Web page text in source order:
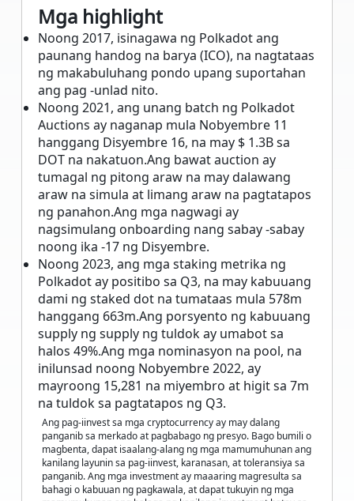
Mga highlight
Noong 2017, isinagawa ng Polkadot ang
paunang handog na barya (ICO), na nagtataas
ng makabuluhang pondo upang suportahan
ang pag -unlad nito.
Noong 2021, ang unang batch ng Polkadot
Auctions ay naganap mula Nobyembre 11
hanggang Disyembre 16, na may $ 1.3B sa
DOT na nakatuon.Ang bawat auction ay
tumagal ng pitong araw na may dalawang
araw na simula at limang araw na pagtatapos
ng panahon.Ang mga nagwagi ay
nagsimulang onboarding nang sabay -sabay
noong ika -17 ng Disyembre.
Noong 2023, ang mga staking metrika ng
Polkadot ay positibo sa Q3, na may kabuuang
dami ng staked dot na tumataas mula 578m
hanggang 663m.Ang porsyento ng kabuuang
supply ng supply ng tuldok ay umabot sa
halos 49%.Ang mga nominasyon na pool, na
inilunsad noong Nobyembre 2022, ay
mayroong 15,281 na miyembro at higit sa 7m
na tuldok sa pagtatapos ng Q3.
Ang pag-iinvest sa mga cryptocurrency ay may dalang
panganib sa merkado at pagbabago ng presyo. Bago bumili o
magbenta, dapat isaalang-alang ng mga mamumuhunan ang
kanilang layunin sa pag-iinvest, karanasan, at toleransiya sa
panganib. Ang mga investment ay maaaring magresulta sa
bahagi o kabuuan ng pagkawala, at dapat tukuyin ng mga